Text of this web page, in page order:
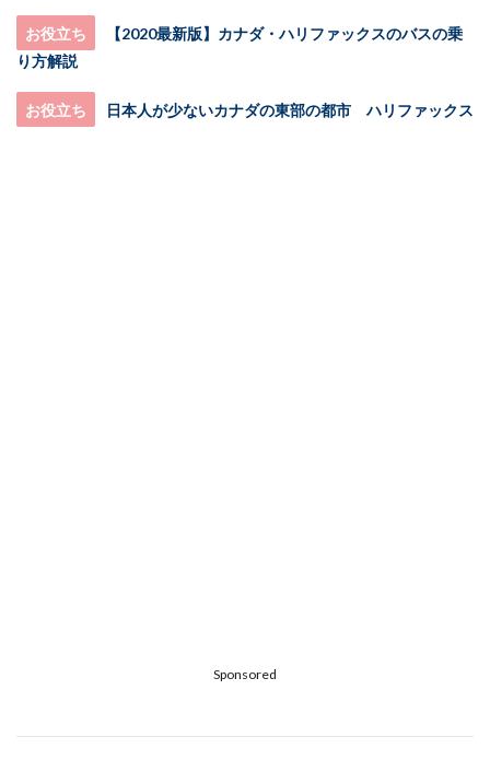
お役立ち
【2020最新版】カナダ・ハリファックスのバスの乗
り方解説
お役立ち 日本人が少ないカナダの東部の都市 ハリファックス
Sponsored